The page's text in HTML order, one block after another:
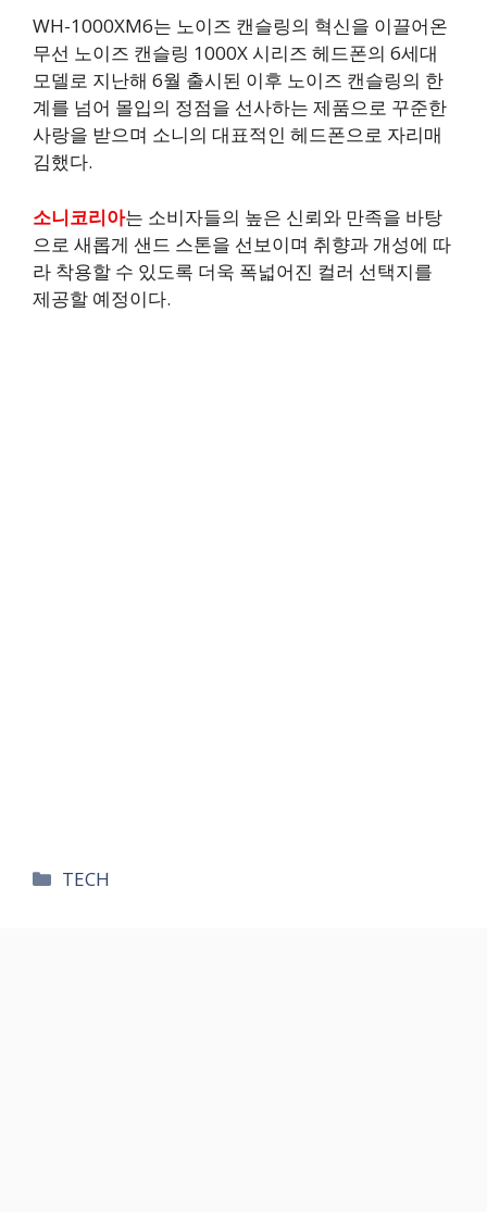
WH-1000XM6는 노이즈 캔슬링의 혁신을 이끌어온
무선 노이즈 캔슬링 1000X 시리즈 헤드폰의 6세대
모델로 지난해 6월 출시된 이후 노이즈 캔슬링의 한
계를 넘어 몰입의 정점을 선사하는 제품으로 꾸준한
사랑을 받으며 소니의 대표적인 헤드폰으로 자리매
김했다.
소니코리아는 소비자들의 높은 신뢰와 만족을 바탕
으로 새롭게 샌드 스톤을 선보이며 취향과 개성에 따
라 착용할 수 있도록 더욱 폭넓어진 컬러 선택지를
제공할 예정이다.
카
TECH